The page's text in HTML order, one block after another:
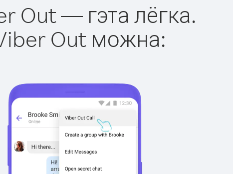
Out — гэта лёгка.
Out можна: